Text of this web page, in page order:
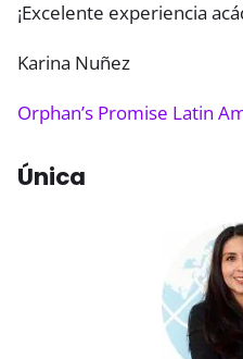
¡Excelente experiencia
Karina Nuñez
Orphan’s Promise Latin
Única